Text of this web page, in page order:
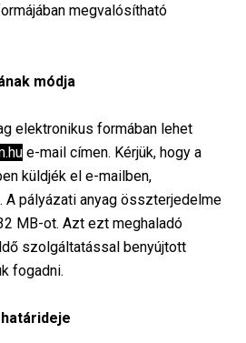
megvalósítható
módja
elektronikus formában lehet
e-mail címen. Kérjük, hogy a
küldjék el e-mailben,
pályázati anyag összterjedelme
MB-ot. Azt ezt meghaladó
szolgáltatással benyújtott
fogadni.